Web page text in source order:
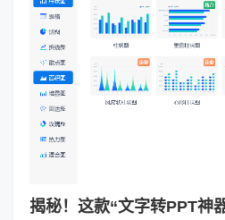
揭秘！这款“文字转PPT神